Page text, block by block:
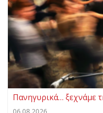
Πανηγυρικά… ξεχνάμε